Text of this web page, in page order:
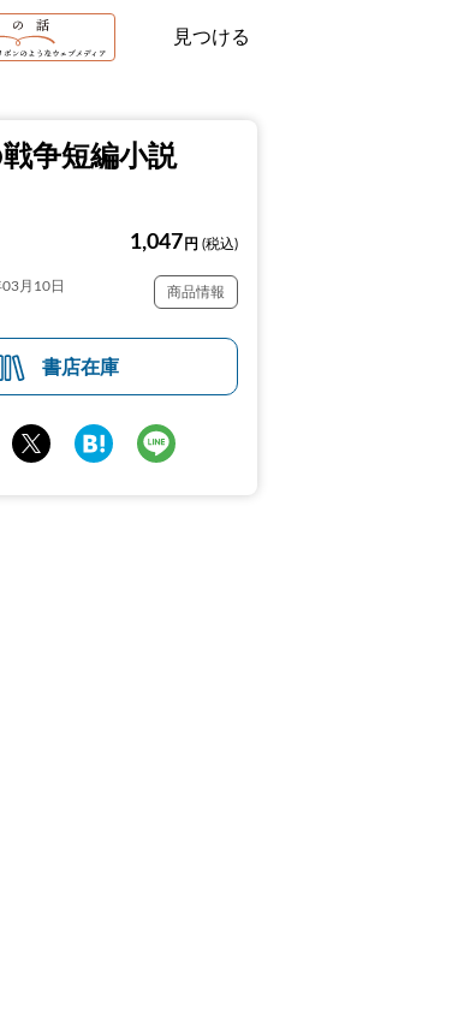
見つける
争短編小説
1,047 円 (税込)
月10日 商品情報
書店在庫